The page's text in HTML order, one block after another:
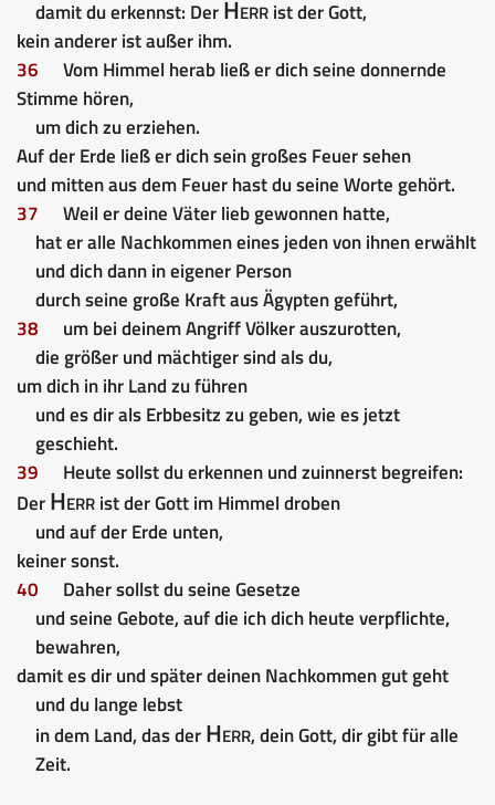
damit du erkennst: DerHerrist der Gott,
kein anderer ist außer ihm.
36
Vom Himmel herab ließ er dich seine donnernde
Stimme hören,
um dich zu erziehen.
Auf der Erde ließ er dich sein großes Feuer sehen
und mitten aus dem Feuer hast du seine Worte gehört.
37
Weil er deine Väter lieb gewonnen hatte,
hat er alle Nachkommen eines jeden von ihnen erwählt
und dich dann in eigener Person
durch seine große Kraft aus Ägypten geführt,
38
um bei deinem Angriff Völker auszurotten,
die größer und mächtiger sind als du,
um dich in ihr Land zu führen
und es dir als Erbbesitz zu geben, wie es jetzt
geschieht.
39
Heute sollst du erkennen und zuinnerst begreifen:
DerHerrist der Gott im Himmel droben
und auf der Erde unten,
keiner sonst.
40
Daher sollst du seine Gesetze
und seine Gebote, auf die ich dich heute verpflichte,
bewahren,
damit es dir und später deinen Nachkommen gut geht
und du lange lebst
in dem Land, das derHerr, dein Gott, dir gibt für alle
Zeit.